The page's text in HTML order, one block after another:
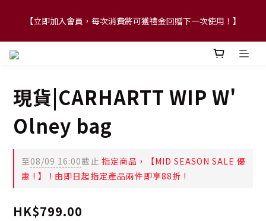
【FLASH SALE 兩件指定現貨產品即享88折】
【立即加入會員，每次消費將可獲禮金回贈下一次使用！】
【FLASH SALE 兩件指定現貨產品即享88折】
現貨|CARHARTT WIP W'
Olney bag
至08/09 16:00截止 指定商品，【MID SEASON SALE 優
惠 ! 】 ! 由即日起指定產品兩件即享88折 !
HK$799.00